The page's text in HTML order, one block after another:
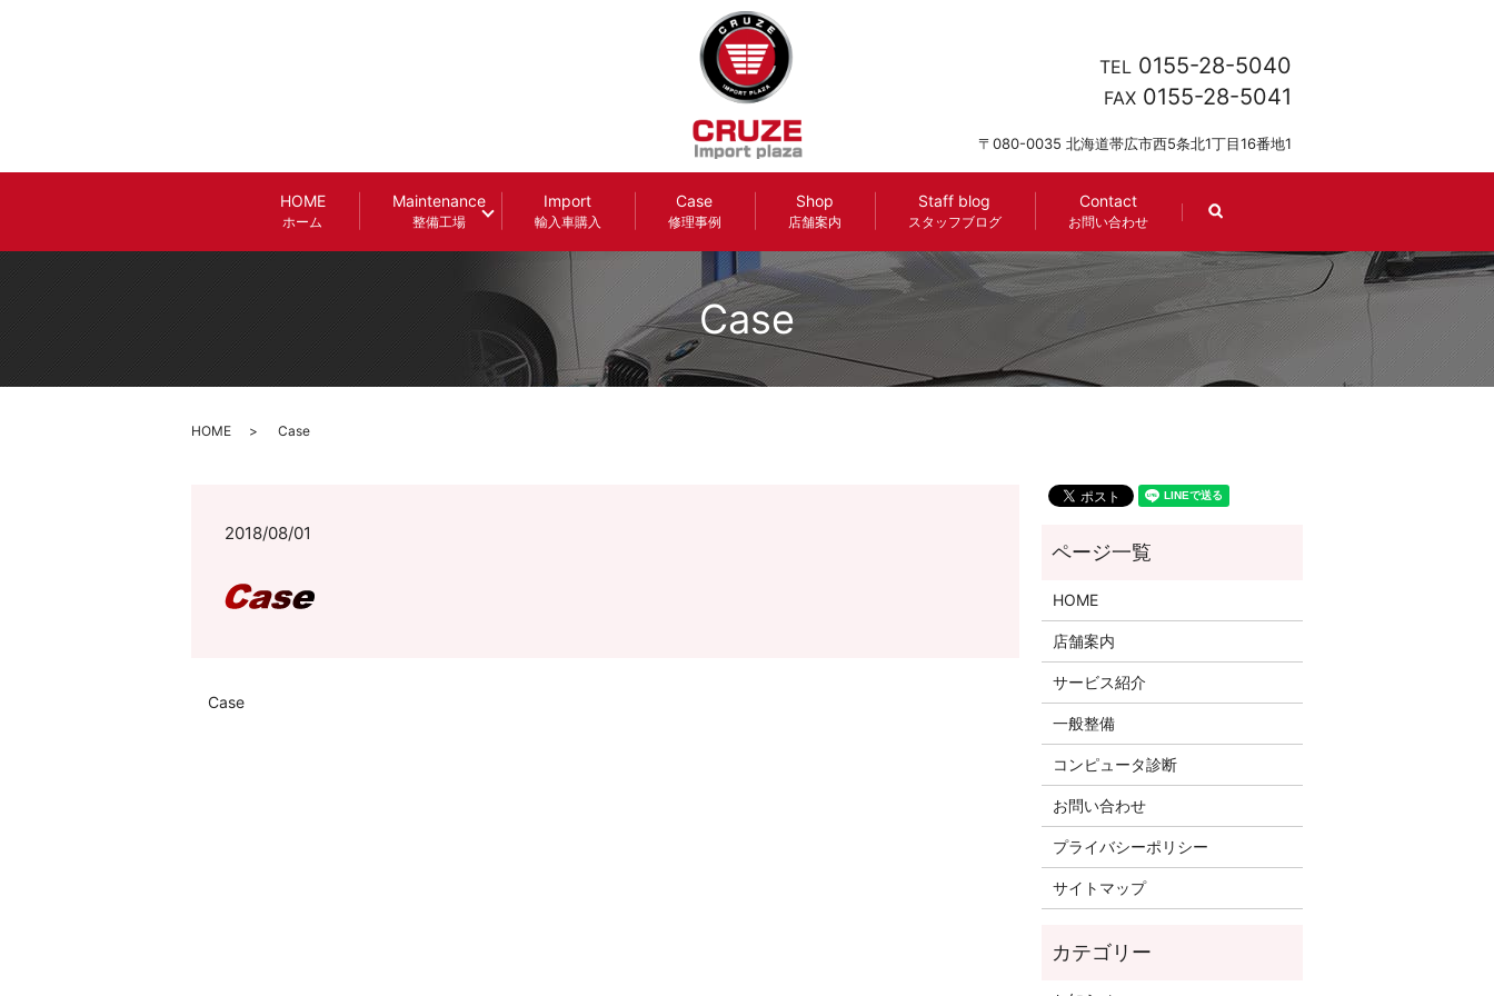
HOME
ホーム
Maintenance
整備工場
Import
輸入車購入
Case
修理事例
Shop
店舗案内
Staff blog
スタッフブログ
Contact
お問い合わせ search
TEL 0155-28-5040
FAX 0155-28-5041
〒080-0035 北海道帯広市西5条北1丁目16番地1
Case
HOME Case
2018/08/01
Case
HOME
店舗案内
サービス紹介
一般整備
コンピュータ診断
お問い合わせ
プライバシーポリシー
サイトマップ